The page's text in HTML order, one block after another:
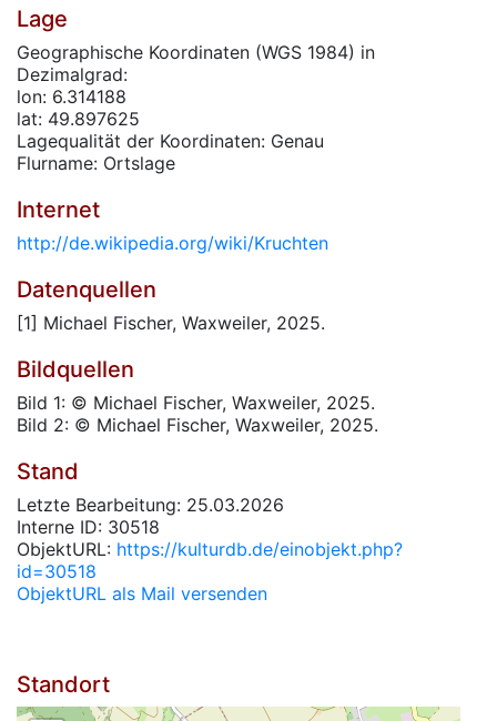
Lage
Geographische Koordinaten (WGS 1984) in
Dezimalgrad:
lon: 6.314188
lat: 49.897625
Lagequalität der Koordinaten: Genau
Flurname: Ortslage
Internet
http://de.wikipedia.org/wiki/Kruchten
Datenquellen
[1] Michael Fischer, Waxweiler, 2025.
Bildquellen
Bild 1: © Michael Fischer, Waxweiler, 2025.
Bild 2: © Michael Fischer, Waxweiler, 2025.
Stand
Letzte Bearbeitung: 25.03.2026
Interne ID: 30518
ObjektURL: https://kulturdb.de/einobjekt.php?
id=30518
ObjektURL als Mail versenden
Standort